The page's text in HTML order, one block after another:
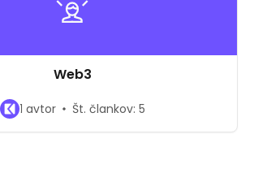
Web3
1 avtor Št. člankov: 5